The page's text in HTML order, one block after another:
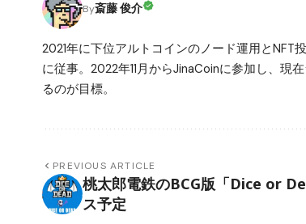
By斎藤 俊介
2021年に下位アルトコインのノード運用と
に従事。2022年11月からJinaCoinに参加し、現
るのが目標。
PREVIOUS ARTICLE
桃太郎電鉄のBCG版「Dice or
ス予定